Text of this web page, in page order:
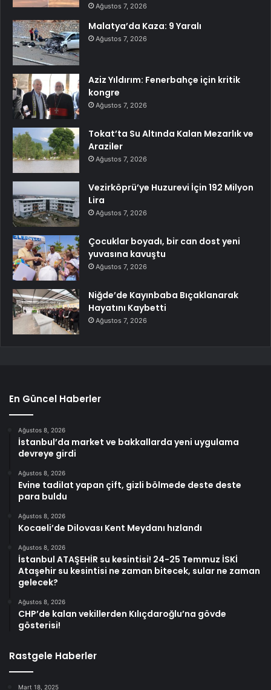
Ağustos 7, 2026
Malatya’da Kaza: 9 Yaralı
Ağustos 7, 2026
Aziz Yıldırım: Fenerbahçe için kritik
kongre
Ağustos 7, 2026
Tokat’ta Su Altında Kalan Mezarlık ve
Araziler
Ağustos 7, 2026
Vezirköprü’ye Huzurevi İçin 192 Milyon
Lira
Ağustos 7, 2026
Çocuklar boyadı, bir can dost yeni
yuvasına kavuştu
Ağustos 7, 2026
Niğde’de Kayınbaba Bıçaklanarak
Hayatını Kaybetti
Ağustos 7, 2026
En Güncel Haberler
Ağustos 8, 2026
İstanbul’da market ve bakkallarda yeni uygulama
devreye girdi
Ağustos 8, 2026
Evine tadilat yapan çift, gizli bölmede deste deste
para buldu
Ağustos 8, 2026
Kocaeli’de Dilovası Kent Meydanı hızlandı
Ağustos 8, 2026
İstanbul ATAŞEHİR su kesintisi! 24-25 Temmuz İSKİ
Ataşehir su kesintisi ne zaman bitecek, sular ne zaman
gelecek?
Ağustos 8, 2026
CHP’de kalan vekillerden Kılıçdaroğlu’na gövde
gösterisi!
Rastgele Haberler
Mart 18, 2025